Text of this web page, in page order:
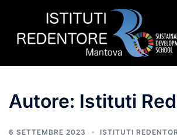
contenuto
Autore: Istituti
6 SETTEMBRE 2023 ISTITUTI